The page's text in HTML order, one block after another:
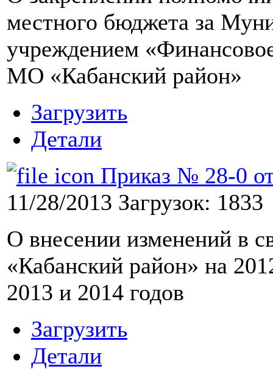
местного бюджета за
учреждением
МО «Кабанский район»
Загрузить
Детали
Приказ № 28-0
11/28/2013 Загрузок: 1833
О внесении изменений в
«Кабанский район» на
2013 и 2014 годов
Загрузить
Детали